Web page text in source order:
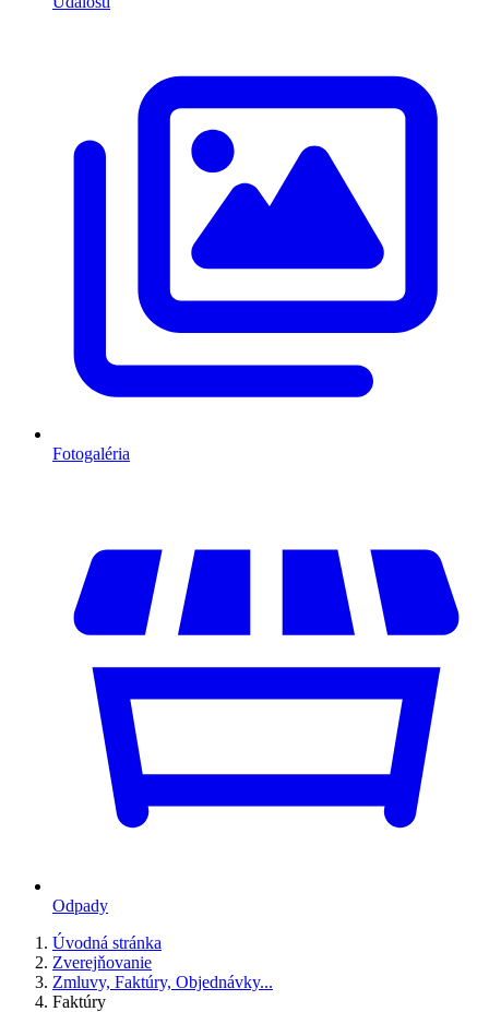
Fotogaléria
Odpady
Úvodná stránka
Zverejňovanie
Zmluvy, Faktúry, Objednávky...
Faktúry